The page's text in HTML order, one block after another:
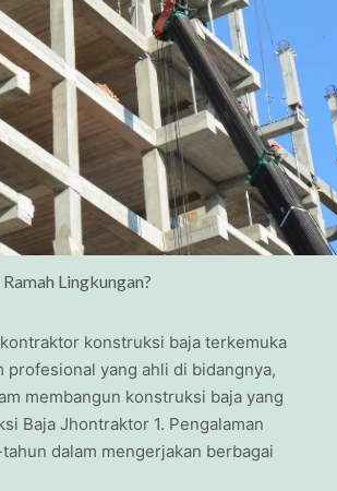
Lingkungan?
konstruksi baja terkemuka
profesional yang ahli di bidangnya,
membangun konstruksi baja yang
Baja Jhontraktor 1. Pengalaman
dalam mengerjakan berbagai